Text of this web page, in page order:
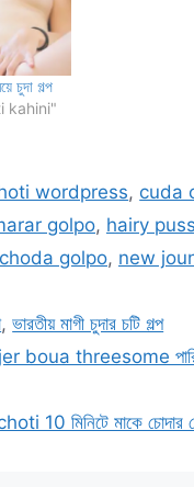
চুদা গল্প
kahini"
wordpress, cuda
golpo, hairy
golpo, new
,ভারতীয় মাগী চুদার চটি গল্প
boua threesome
10 মিনিটে মাকে চোদার